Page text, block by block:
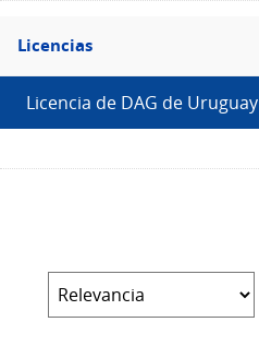
Filtro
Licencias
Licencias
Licencia de DAG de Uruguay